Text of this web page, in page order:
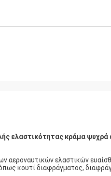
ελαστικότητας κράμα ψυχρά
αεροναυτικών ελαστικών
κουτί διαφράγματος,